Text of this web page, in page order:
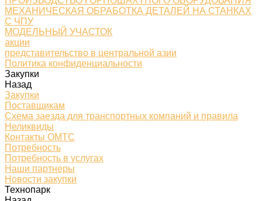
МЕХАНИЧЕСКАЯ ОБРАБОТКА ДЕТАЛЕЙ НА СТАНКАХ
С ЧПУ
МОДЕЛЬНЫЙ УЧАСТОК
акции
представительство в центральной азии
Политика конфиденциальности
Закупки
Назад
Закупки
Поставщикам
Схема заезда для транспортных компаний и правила
Неликвиды
Контакты ОМТС
Потребность
Потребность в услугах
Наши партнеры
Новости закупки
Технопарк